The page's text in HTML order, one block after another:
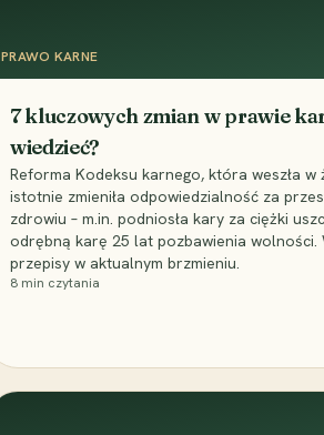
PRAWO KARNE
7 kluczowych zmian w prawie
wiedzieć?
Reforma Kodeksu karnego, która weszła w
istotnie zmieniła odpowiedzialność za
zdrowiu – m.in. podniosła kary za ciężki
odrębną karę 25 lat pozbawienia wolności.
przepisy w aktualnym brzmieniu.
8 min czytania